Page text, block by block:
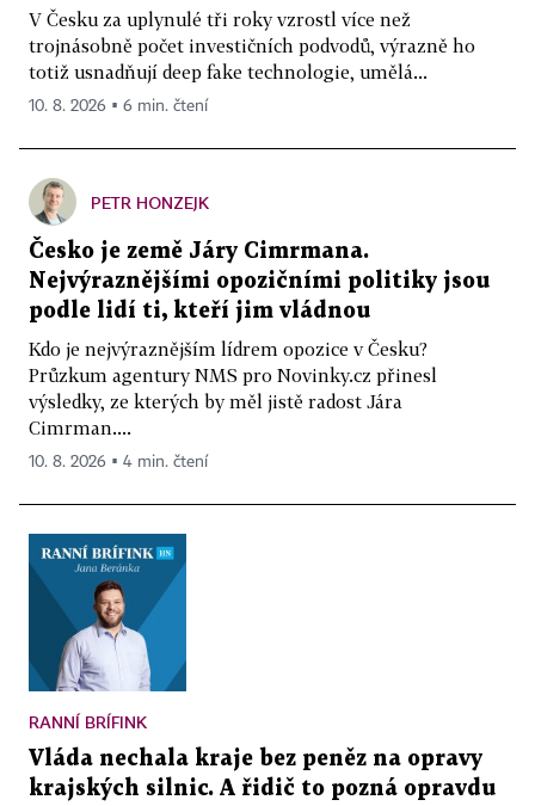
V Česku za uplynulé tři roky vzrostl více než
trojnásobně počet investičních podvodů, výrazně ho
totiž usnadňují deep fake technologie, umělá...
10. 8. 2026 ▪ 6 min. čtení
PETR HONZEJK
Česko je země Járy Cimrmana.
Nejvýraznějšími opozičními politiky jsou
podle lidí ti, kteří jim vládnou
Kdo je nejvýraznějším lídrem opozice v Česku?
Průzkum agentury NMS pro Novinky.cz přinesl
výsledky, ze kterých by měl jistě radost Jára
Cimrman....
10. 8. 2026 ▪ 4 min. čtení
RANNÍ BRÍFINK
Vláda nechala kraje bez peněz na opravy
krajských silnic. A řidič to pozná opravdu